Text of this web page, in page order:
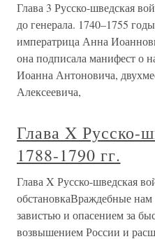
Глава 3 Русско-шведская
до генерала. 1740–1755
императрица Анна
она подписала манифест о
Иоанна Антоновича,
Алексеевича,
Глава X Русско-
1788-1790 гг.
Глава X Русско-шведская
обстановкаВраждебные нам
завистью и опасением за
возвышением России и